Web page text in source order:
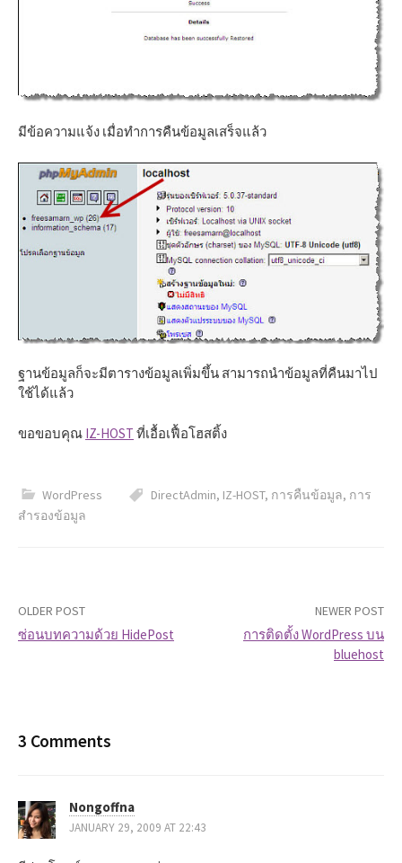
มีข้อความแจ้ง เมื่อทำการคืนข้อมูลเสร็จแล้ว
ฐานข้อมูลก็จะมีตารางข้อมูลเพิ่มขึ้น สามารถนำข้อมูลที่คืนมาไป
ใช้ได้แล้ว
ขอขอบคุณ IZ-HOST ที่เอื้อเฟื้อโฮสติ้ง
WordPress DirectAdmin, IZ-HOST, การคืนข้อมูล, การ
สำรองข้อมูล
s
n
a
OLDER POST
ซ่อนบทความด้วย HidePost
NEWER POST
การติดตั้ง WordPress บน
bluehost
3 Comments
Nongoffna
JANUARY 29, 2009 AT 22:43